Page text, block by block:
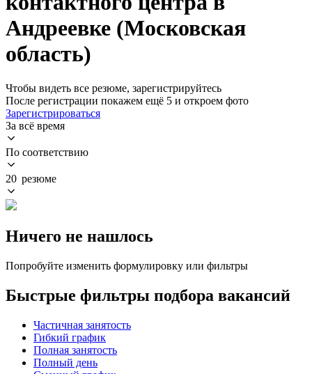
Андреевке (Московская
область)
Чтобы видеть все резюме, зарегистрируйтесь
После регистрации покажем ещё 5 и откроем фото
Зарегистрироваться
За всё время
По соответствию
20 резюме
Ничего не нашлось
Попробуйте изменить формулировку или фильтры
Быстрые фильтры подбора вакансий
Частичная занятость
Гибкий график
Полная занятость
Полный день